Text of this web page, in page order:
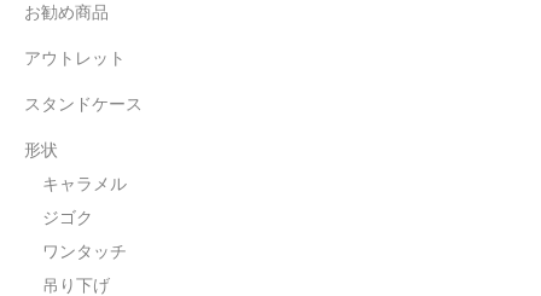
お勧め商品
アウトレット
スタンドケース
形状
キャラメル
ジゴク
ワンタッチ
吊り下げ